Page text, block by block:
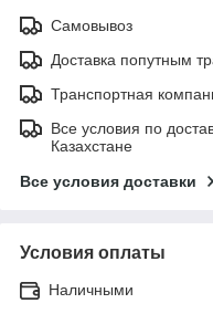
Самовывоз
Доставка попутным
Транспортная
Все условия по
Казахстане
Все условия доставки
Условия оплаты
Наличными